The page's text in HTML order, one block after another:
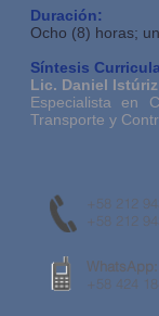
Duración:
Ocho (8) horas;
Síntesis
Lic. Daniel Istúriz
Especialista en
Transporte y
+58 212
+58 212
WhatsApp:
+58 424